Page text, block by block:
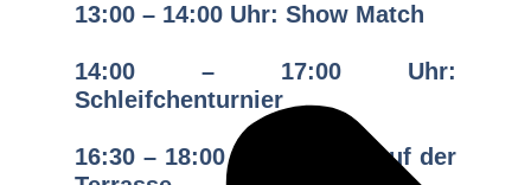
13:00 – 14:00 Uhr: Show Match
14:00 – 17:00 Uhr:
Schleifchenturnier
16:30 – 18:00 Uhr: Grillen auf der